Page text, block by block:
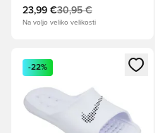
23,99 €30,95 €
Na voljo veliko velikosti
Odpre Modal za prijavo ali
-22%